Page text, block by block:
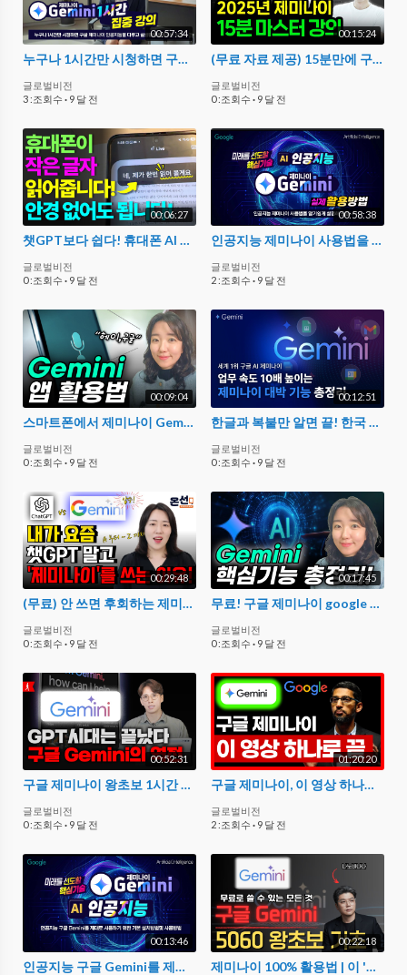
00:57:34
누구나 1시간만 시청하면 구글 제미나이 인공지능을 다루고 실생활에 활용하는 방법 _Master Google Gemini in 1 hour
글로벌비전
3 :조회수 · 9 달 전
00:15:24
(무료 자료 제공) 15분만에 구글 제미나이 마스터하기 (2025)
글로벌비전
0 :조회수 · 9 달 전
00:06:27
챗GPT보다 쉽다! 휴대폰 AI 사용법 | 구글 제미나이 사용법 (Gemini)
글로벌비전
0 :조회수 · 9 달 전
00:58:38
인공지능 제미나이 사용법을 알기쉽게 설명해 드립니다
글로벌비전
2 :조회수 · 9 달 전
00:09:04
스마트폰에서 제미나이 Gemini 앱 AI 비서로 활용하는 꿀팁
글로벌비전
0 :조회수 · 9 달 전
00:12:51
한글과 복붙만 알면 끝! 한국 상위 1% 일잘러만 몰래 쓰는 세계 1위 구글 제미나이 200% 활용법
글로벌비전
0 :조회수 · 9 달 전
00:29:48
(무료) 안 쓰면 후회하는 제미나이 기능들 A~Z 총정리! (챗GPT는 안되는 Gemini기능들 총정리)
글로벌비전
0 :조회수 · 9 달 전
00:17:45
무료! 구글 제미나이 google Gemini 활용법 (유튜브 영상 요약, 이미지 생성, 문서 작성 등)
글로벌비전
0 :조회수 · 9 달 전
00:52:31
구글 제미나이 왕초보 1시간 강의(자청)
글로벌비전
0 :조회수 · 9 달 전
01:20:20
구글 제미나이, 이 영상 하나로 끝내세요 (구글 AI 활용법 총정리)
글로벌비전
2 :조회수 · 9 달 전
00:13:46
인공지능 구글 Gemini를 제대로 사용하기 위한 기본 설치방법및 사용방법
00:22:18
제미나이 100% 활용법 | 이 '설정' 안하면 GPT보다 못해요 | 제미나이 왕초보 기초 #제미나이 #ai활용 #ai